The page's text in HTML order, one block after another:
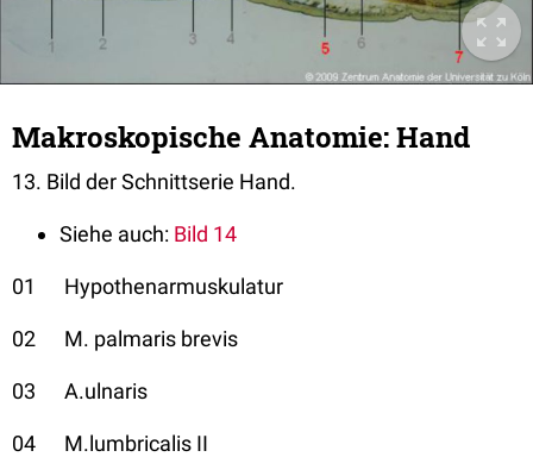
Makroskopische Anatomie: Hand
13. Bild der Schnittserie Hand.
Siehe auch: Bild 14
01 Hypothenarmuskulatur
02 M. palmaris brevis
03 A.ulnaris
04 M.lumbricalis II